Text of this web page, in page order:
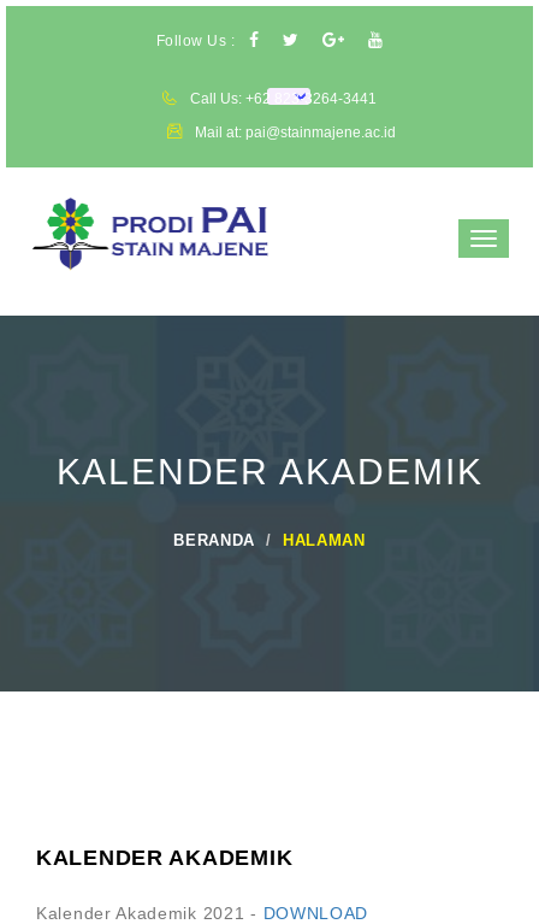
Follow Us :
Call Us: +62 823-3264-3441
Mail at: pai@stainmajene.ac.id
Toggle
KALENDER AKADEMIK
BERANDA HALAMAN
KALENDER AKADEMIK
Kalender Akademik 2021 - DOWNLOAD